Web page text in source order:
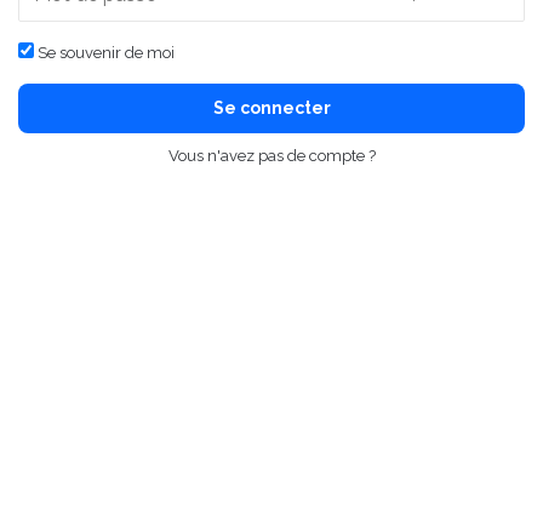
Se souvenir de moi
Se connecter
Vous n'avez pas de compte ?